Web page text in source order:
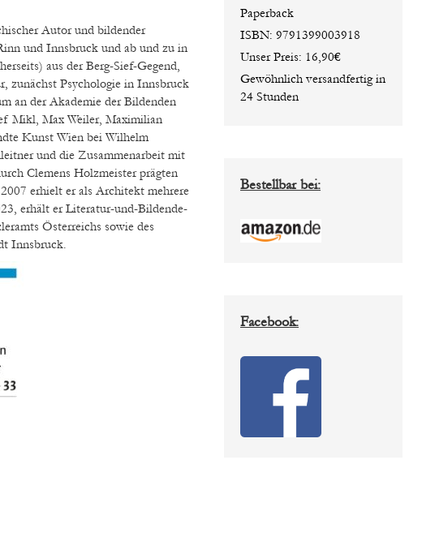
Autor und bildender
und Innsbruck und ab und zu in
aus der Berg-Sief-Gegend,
zunächst Psychologiein Innsbruck
an der Akademie der Bildenden
Mikl, Max Weiler, Maximilian
Kunst Wien bei Wilhelm
und die Zusammenarbeit mit
Clemens Holzmeister prägten
erhielt er als Architekt mehrere
erhält er Literatur-und-Bildende-
Österreichs sowie des
Innsbruck.
Paperback
ISBN: 9791399003918
Unser Preis: 16,90€
Gewöhnlich versandfertig in
24 Stunden
Bestellbar bei:
Facebook: